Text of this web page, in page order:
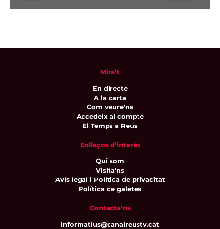
Mira’t
En directe
A la carta
Com veure'ns
Accedeix al compte
El Temps a Reus
Enllaços d’interès
Qui som
Visita'ns
Avís legal i Política de privacitat
Política de galetes
Contacta’ns
informatius@canalreustv.cat